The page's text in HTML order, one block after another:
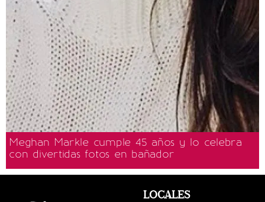
Meghan Markle cumple 45 años y lo celebra
con divertidas fotos en bañador
LOCALES